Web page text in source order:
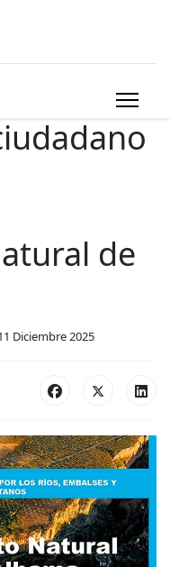
de
Diciembre 2025